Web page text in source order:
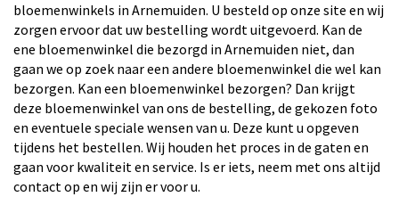
bloemenwinkels in Arnemuiden. U besteld op onze site en wij
zorgen ervoor dat uw bestelling wordt uitgevoerd. Kan de
ene bloemenwinkel die bezorgd in Arnemuiden niet, dan
gaan we op zoek naar een andere bloemenwinkel die wel kan
bezorgen. Kan een bloemenwinkel bezorgen? Dan krijgt
deze bloemenwinkel van ons de bestelling, de gekozen foto
en eventuele speciale wensen van u. Deze kunt u opgeven
tijdens het bestellen. Wij houden het proces in de gaten en
gaan voor kwaliteit en service. Is er iets, neem met ons altijd
contact op en wij zijn er voor u.